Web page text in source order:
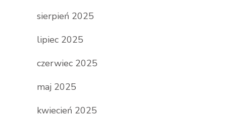
sierpień 2025
lipiec 2025
czerwiec 2025
maj 2025
kwiecień 2025